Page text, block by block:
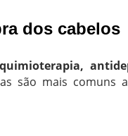
dos cabelos
são mais comuns